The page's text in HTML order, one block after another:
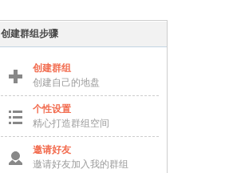
创建群组步骤
创建群组
创建自己的地盘
个性设置
精心打造群组空间
邀请好友
邀请好友加入我的群组